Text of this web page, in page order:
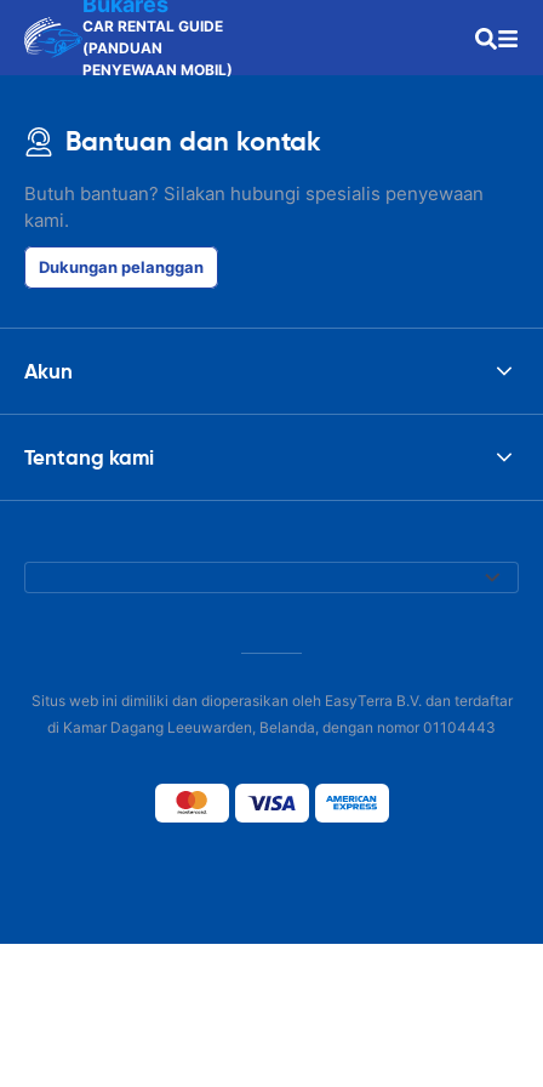
CAR RENTAL GUIDE
(PANDUAN
PENYEWAAN MOBIL)
Bantuan dan kontak
Butuh bantuan? Silakan hubungi spesialis penyewaan
kami.
Dukungan pelanggan
Akun
Tentang kami
Situs web ini dimiliki dan dioperasikan oleh EasyTerra B.V. dan terdaftar
di Kamar Dagang Leeuwarden, Belanda, dengan nomor 01104443